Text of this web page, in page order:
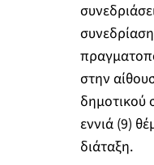
στην
δημοτικού
εννιά (9)
διάταξη.